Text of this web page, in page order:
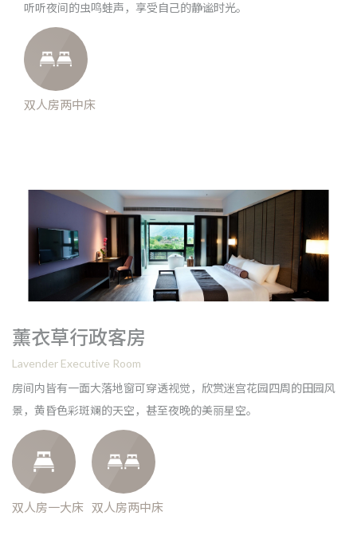
听听夜间的虫鸣蛙声，享受自己的静谧时光。
双人房两中床
薰衣草行政客房
Lavender Executive Room
房间内皆有一面大落地窗可穿透视觉，欣赏迷宫花园四周的田园风
景，黄昏色彩斑斓的天空，甚至夜晚的美丽星空。
双人房一大床 双人房两中床